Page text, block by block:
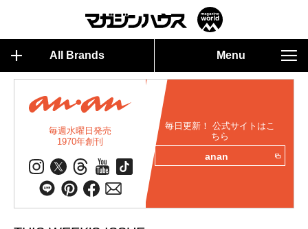
All Brands Menu
毎週水曜日発売
1970年創刊
毎日更新！ 公式サイトはこ
ちら
anan